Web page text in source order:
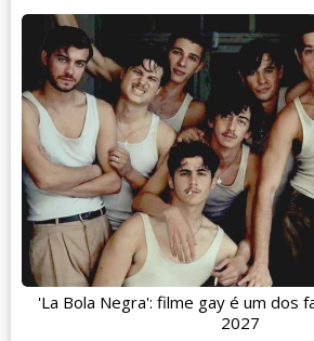
'La Bola Negra': filme gay é um dos
2027